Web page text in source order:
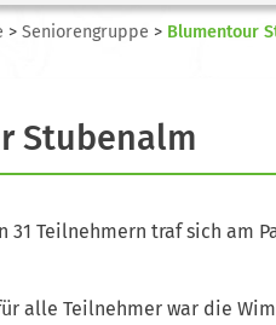
> Seniorengruppe > Blumentour
Stubenalm
31 Teilnehmern traf sich am
alle Teilnehmer war die